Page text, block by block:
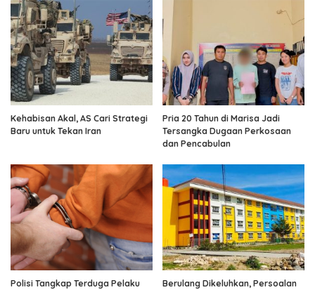
Kehabisan Akal, AS Cari Strategi
Baru untuk Tekan Iran
Pria 20 Tahun di Marisa Jadi
Tersangka Dugaan Perkosaan
dan Pencabulan
Polisi Tangkap Terduga Pelaku
Berulang Dikeluhkan, Persoalan